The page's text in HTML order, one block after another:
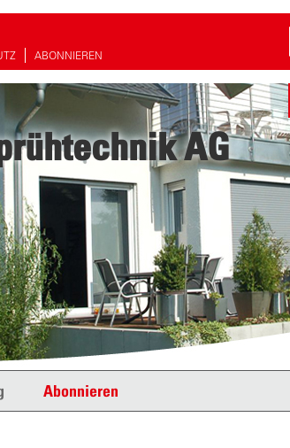
AG
ABONNIEREN
Abonnieren